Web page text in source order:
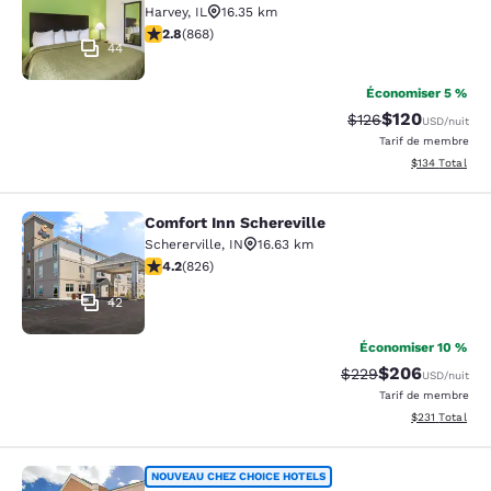
44
Harvey, IL
16.35 km
2.82 étoiles. Moyen. 868 commentaires
2.8(868)
Économiser 5 %
Tarif barré :
$126Tarif réduit :
$120USD/nuit
Tarif de membre
Afficher les
$134 Total
Comfort Inn Schereville
42
Comfort Inn Schereville
Schererville, IN
16.63 km
4.18 étoiles. Très bon. 826 commentaires
4.2(826)
Économiser 10 %
Tarif barré :
$229Tarif réduit :
$206USD/nuit
Tarif de membre
Afficher les
$231 Total
Comfort Inn & Suites Harvey -
NOUVEAU CHEZ CHOICE HOTELS